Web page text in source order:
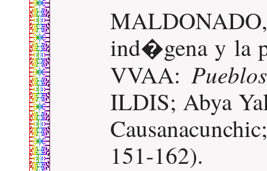
ind�gena y la
VVAA:
ILDIS; Abya
151-162).